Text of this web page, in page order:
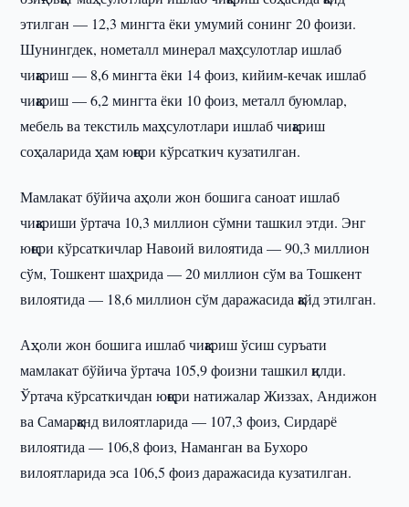
этилган — 12,3 мингта ёки умумий сонинг 20 фоизи.
Шунингдек, нометалл минерал маҳсулотлар ишлаб
чиқариш — 8,6 мингта ёки 14 фоиз, кийим-кечак ишлаб
чиқариш — 6,2 мингта ёки 10 фоиз, металл буюмлар,
мебель ва текстиль маҳсулотлари ишлаб чиқариш
соҳаларида ҳам юқори кўрсаткич кузатилган.
Мамлакат бўйича аҳоли жон бошига саноат ишлаб
чиқариши ўртача 10,3 миллион сўмни ташкил этди. Энг
юқори кўрсаткичлар Навоий вилоятида — 90,3 миллион
сўм, Тошкент шаҳрида — 20 миллион сўм ва Тошкент
вилоятида — 18,6 миллион сўм даражасида қайд этилган.
Аҳоли жон бошига ишлаб чиқариш ўсиш суръати
мамлакат бўйича ўртача 105,9 фоизни ташкил қилди.
Ўртача кўрсаткичдан юқори натижалар Жиззах, Андижон
ва Самарқанд вилоятларида — 107,3 фоиз, Сирдарё
вилоятида — 106,8 фоиз, Наманган ва Бухоро
вилоятларида эса 106,5 фоиз даражасида кузатилган.